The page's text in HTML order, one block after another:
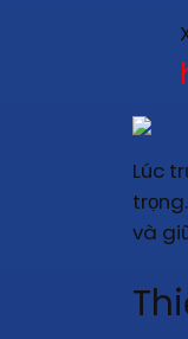
Lúc
và